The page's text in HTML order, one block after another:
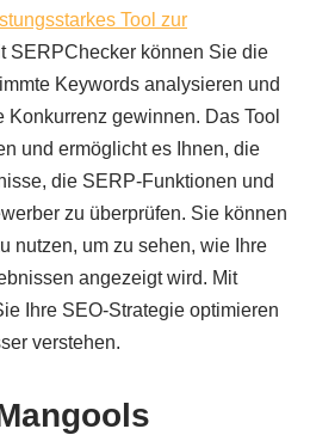
Tool zur
SERPChecker können Sie die
Keywords analysieren und
gewinnen. Das Tool
und ermöglicht es Ihnen, die
die SERP-Funktionen und
zu überprüfen. Sie können
nutzen, um zu sehen, wie Ihre
angezeigt wird. Mit
Ihre SEO-Strategie optimieren
verstehen.